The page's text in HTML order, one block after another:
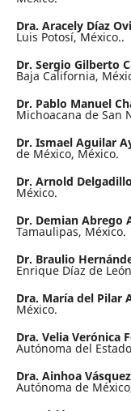
Dra. Aracely Díaz
Luis Potosí, México..
Dr. Sergio Gilberto
Baja California,
Dr. Pablo Manuel
Michoacana de San
Dr. Ismael Aguilar
de México, México.
Dr. Arnold
México.
Dr. Demian Abrego
Tamaulipas, México.
Dr. Braulio
Enrique Díaz de
Dra. María del Pilar
México.
Dra. Velia Verónica
Autónoma del
Dra. Ainhoa
Autónoma de